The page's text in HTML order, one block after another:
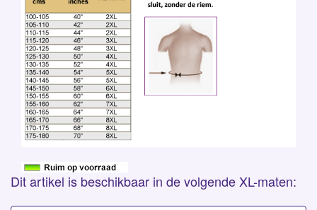
Dit artikel is beschikbaar in de volgende XL-maten: